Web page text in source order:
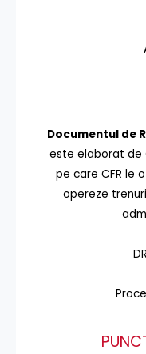
Documentul de
este elaborat de
pe care CFR le
opereze